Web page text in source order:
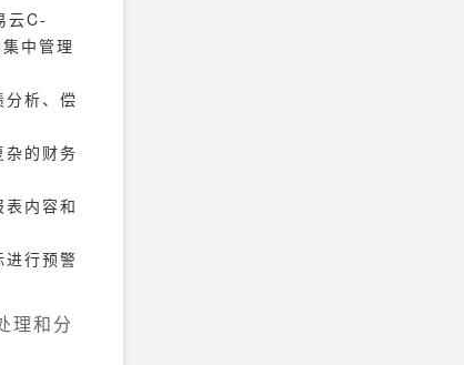
云C-
中管理
析、偿
的财务
内容和
行预警
理和分